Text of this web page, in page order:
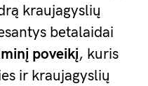
kraujagyslių
betalaidai
poveikį, kuris
ir kraujagyslių